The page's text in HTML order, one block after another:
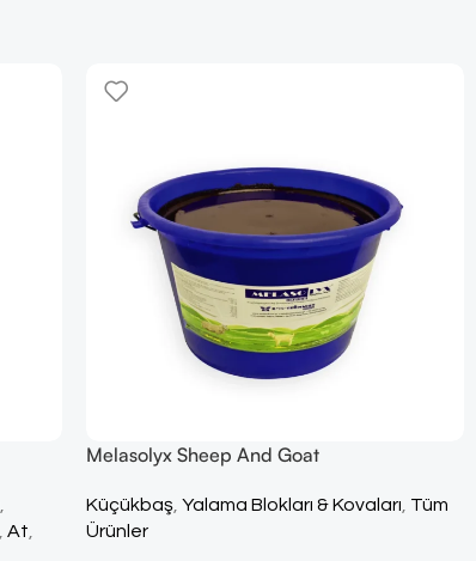
At
Melasolyx Sheep And Goat
Küçükbaş Yalama Blokları & Kovaları Tüm
Ürünler